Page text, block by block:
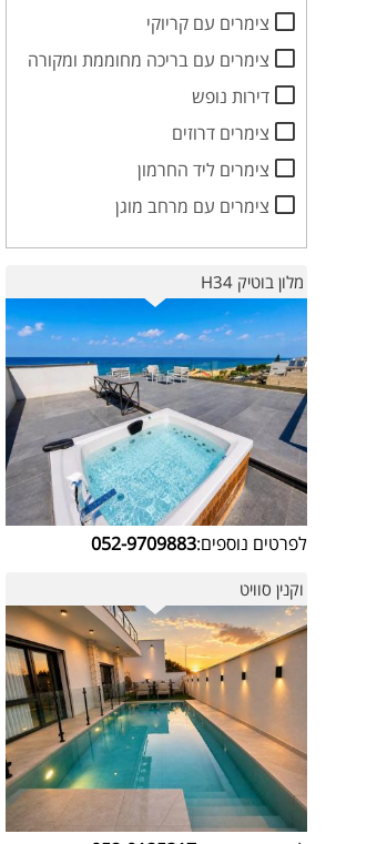
צימרים עם קריוקי
צימרים עם בריכה מחוממת ומקורה
דירות נופש
צימרים דרוזים
צימרים ליד החרמון
צימרים עם מרחב מוגן
מלון בוטיק H34
לפרטים נוספים:052-9709883
וקנין סוויט